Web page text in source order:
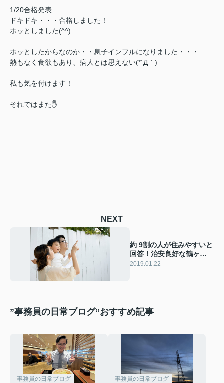
1/20合格発表
ドキドキ・・・合格しました！
ホッとしました(^^)
ホッとしたからなのか・・息子インフルになりました・・・
熱もなく食欲もあり、病人とは思えない(*´Д｀)
私も気を付けます！
それではまた✋
NEXT
約 9割の人が住みやすいと
回答！治安良好な鶴ヶ島
市の住みやすさとは
2019.01.22
”事務員の日常ブログ”おすすめ記事
事務員の日常ブログ 事務員の日常ブログ